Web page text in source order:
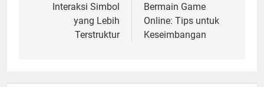
Interaksi Simbol
yang Lebih
Terstruktur
Bermain Game
Online: Tips untuk
Keseimbangan